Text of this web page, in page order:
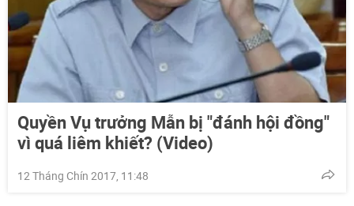
Quyền Vụ trưởng Mẫn bị "đánh hội đồng"
vì quá liêm khiết? (Video)
12 Tháng Chín 2017, 11:48